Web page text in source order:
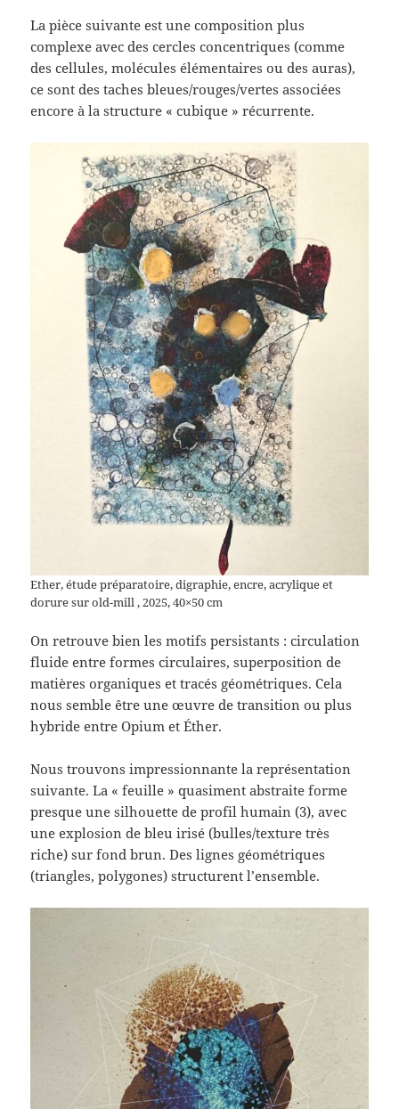
La pièce suivante est une composition plus
complexe avec des cercles concentriques (comme
des cellules, molécules élémentaires ou des auras),
ce sont des taches bleues/rouges/vertes associées
encore à la structure « cubique » récurrente.
Ether, étude préparatoire, digraphie, encre, acrylique et
dorure sur old-mill , 2025, 40×50 cm
On retrouve bien les motifs persistants : circulation
fluide entre formes circulaires, superposition de
matières organiques et tracés géométriques. Cela
nous semble être une œuvre de transition ou plus
hybride entre Opium et Éther.
Nous trouvons impressionnante la représentation
suivante. La « feuille » quasiment abstraite forme
presque une silhouette de profil humain (3), avec
une explosion de bleu irisé (bulles/texture très
riche) sur fond brun. Des lignes géométriques
(triangles, polygones) structurent l’ensemble.